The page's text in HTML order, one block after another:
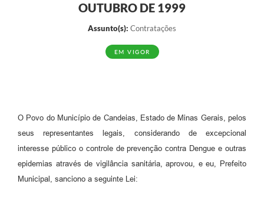
Fila de espera SUS
Canal da Ouvidoria
Prevican
OUTUBRO DE 1999
Assunto(s): Contratações
EM VIGOR
O Povo do Município de Candeias, Estado de Minas Gerais, pelos
seus representantes legais, considerando de excepcional
interesse público o controle de prevenção contra Dengue e outras
epidemias através de vigilância sanitária, aprovou, e eu, Prefeito
Municipal, sanciono a seguinte Lei: